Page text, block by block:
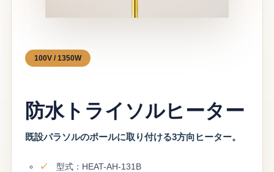
100V / 1350W
防水トライソルヒーター
既設パラソルのポールに取り付ける3方向ヒーター。
型式：HEAT-AH-131B